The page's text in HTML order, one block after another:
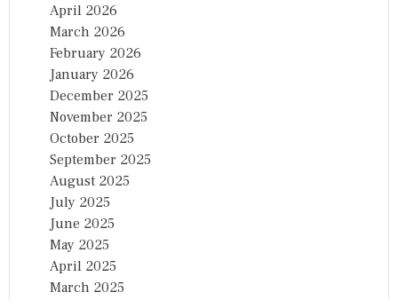
April 2026
March 2026
February 2026
January 2026
December 2025
November 2025
October 2025
September 2025
August 2025
July 2025
June 2025
May 2025
April 2025
March 2025